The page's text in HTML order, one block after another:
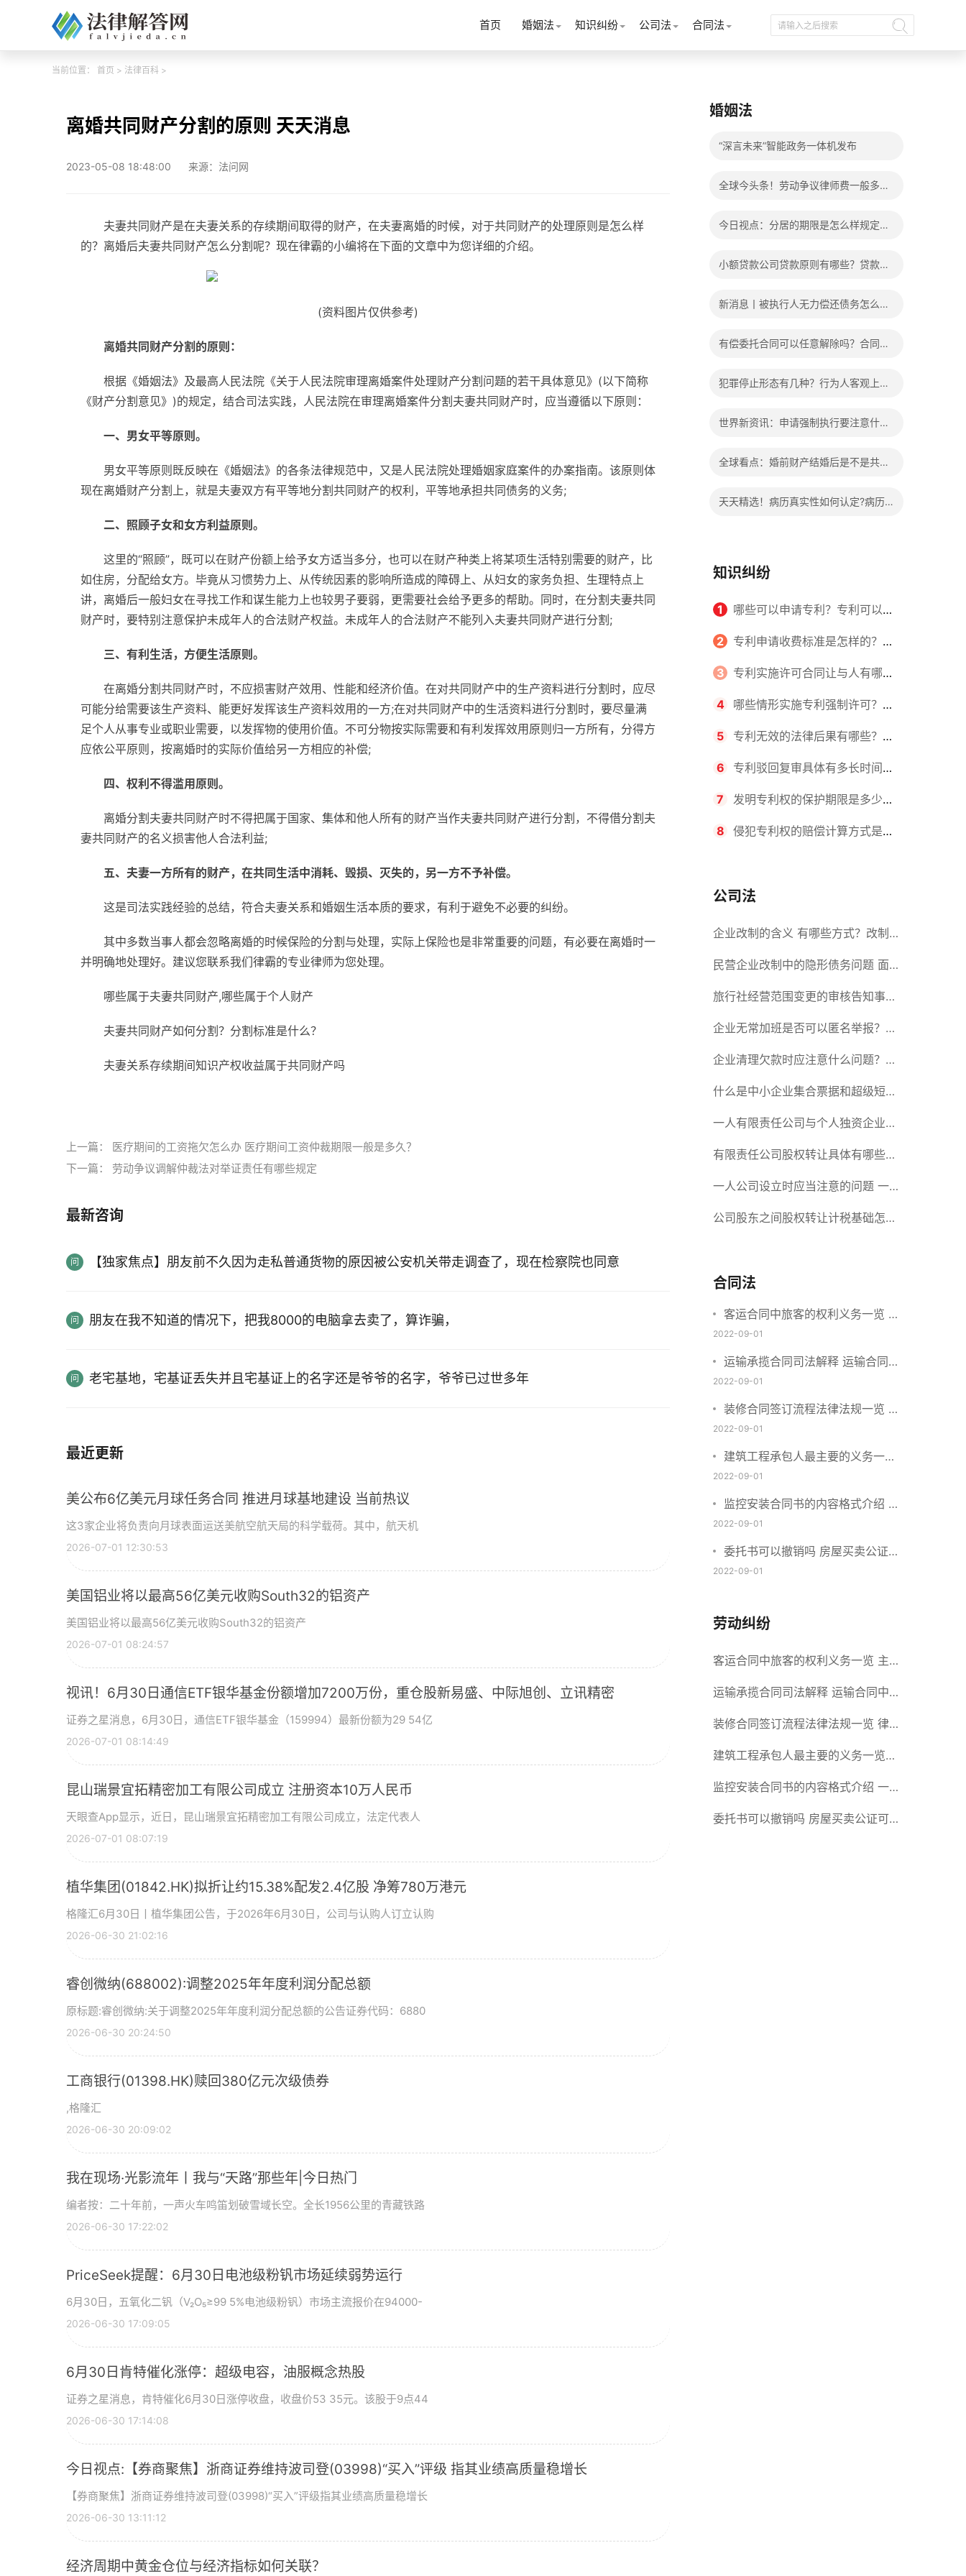
首页 婚姻法 知识纠纷 公司法 合同法
当前位置： 首页 > 法律百科 >
离婚共同财产分割的原则 天天消息
2023-05-08 18:48:00 来源：法问网
夫妻共同财产是在夫妻关系的存续期间取得的财产，在夫妻离婚的时候，对于共同财产的处理原则是怎么样
的？离婚后夫妻共同财产怎么分割呢？现在律霸的小编将在下面的文章中为您详细的介绍。
(资料图片仅供参考)
离婚共同财产分割的原则：
根据《婚姻法》及最高人民法院《关于人民法院审理离婚案件处理财产分割问题的若干具体意见》(以下简称
《财产分割意见》)的规定，结合司法实践，人民法院在审理离婚案件分割夫妻共同财产时，应当遵循以下原则：
一、男女平等原则。
男女平等原则既反映在《婚姻法》的各条法律规范中，又是人民法院处理婚姻家庭案件的办案指南。该原则体
现在离婚财产分割上，就是夫妻双方有平等地分割共同财产的权利，平等地承担共同债务的义务;
二、照顾子女和女方利益原则。
这里的“照顾”，既可以在财产份额上给予女方适当多分，也可以在财产种类上将某项生活特别需要的财产，比
如住房，分配给女方。毕竟从习惯势力上、从传统因素的影响所造成的障碍上、从妇女的家务负担、生理特点上
讲，离婚后一般妇女在寻找工作和谋生能力上也较男子要弱，更需要社会给予更多的帮助。同时，在分割夫妻共同
财产时，要特别注意保护未成年人的合法财产权益。未成年人的合法财产不能列入夫妻共同财产进行分割;
三、有利生活，方便生活原则。
在离婚分割共同财产时，不应损害财产效用、性能和经济价值。在对共同财产中的生产资料进行分割时，应尽
可能分给需要该生产资料、能更好发挥该生产资料效用的一方;在对共同财产中的生活资料进行分割时，要尽量满
足个人从事专业或职业需要，以发挥物的使用价值。不可分物按实际需要和有利发挥效用原则归一方所有，分得方
应依公平原则，按离婚时的实际价值给另一方相应的补偿;
四、权利不得滥用原则。
离婚分割夫妻共同财产时不得把属于国家、集体和他人所有的财产当作夫妻共同财产进行分割，不得借分割夫
妻共同财产的名义损害他人合法利益;
五、夫妻一方所有的财产，在共同生活中消耗、毁损、灭失的，另一方不予补偿。
这是司法实践经验的总结，符合夫妻关系和婚姻生活本质的要求，有利于避免不必要的纠纷。
其中多数当事人都会忽略离婚的时候保险的分割与处理，实际上保险也是非常重要的问题，有必要在离婚时一
并明确地处理好。建议您联系我们律霸的专业律师为您处理。
哪些属于夫妻共同财产,哪些属于个人财产
夫妻共同财产如何分割？分割标准是什么？
夫妻关系存续期间知识产权收益属于共同财产吗
上一篇： 医疗期间的工资拖欠怎么办 医疗期间工资仲裁期限一般是多久？
下一篇： 劳动争议调解仲裁法对举证责任有哪些规定
最新咨询
【独家焦点】朋友前不久因为走私普通货物的原因被公安机关带走调查了，现在检察院也同意
朋友在我不知道的情况下，把我8000的电脑拿去卖了，算诈骗，
老宅基地，宅基证丢失并且宅基证上的名字还是爷爷的名字，爷爷已过世多年
最近更新
美公布6亿美元月球任务合同 推进月球基地建设 当前热议
这3家企业将负责向月球表面运送美航空航天局的科学载荷。其中，航天机
2026-07-01 12:30:53
美国铝业将以最高56亿美元收购South32的铝资产
美国铝业将以最高56亿美元收购South32的铝资产
2026-07-01 08:24:57
视讯！6月30日通信ETF银华基金份额增加7200万份，重仓股新易盛、中际旭创、立讯精密
证券之星消息，6月30日，通信ETF银华基金（159994）最新份额为29 54亿
2026-07-01 08:14:49
昆山瑞景宜拓精密加工有限公司成立 注册资本10万人民币
天眼查App显示，近日，昆山瑞景宜拓精密加工有限公司成立，法定代表人
2026-07-01 08:07:19
植华集团(01842.HK)拟折让约15.38%配发2.4亿股 净筹780万港元
格隆汇6月30日丨植华集团公告，于2026年6月30日，公司与认购人订立认购
2026-06-30 21:02:16
睿创微纳(688002):调整2025年年度利润分配总额
原标题:睿创微纳:关于调整2025年年度利润分配总额的公告证券代码：6880
2026-06-30 20:24:50
工商银行(01398.HK)赎回380亿元次级债券
,格隆汇
2026-06-30 20:09:02
我在现场·光影流年丨我与“天路”那些年|今日热门
编者按：二十年前，一声火车鸣笛划破雪域长空。全长1956公里的青藏铁路
2026-06-30 17:22:02
PriceSeek提醒：6月30日电池级粉钒市场延续弱势运行
6月30日，五氧化二钒（V₂O₅≥99 5%电池级粉钒）市场主流报价在94000-
2026-06-30 17:09:05
6月30日肯特催化涨停：超级电容，油服概念热股
证券之星消息，肯特催化6月30日涨停收盘，收盘价53 35元。该股于9点44
2026-06-30 17:14:08
今日视点:【券商聚焦】浙商证券维持波司登(03998)“买入”评级 指其业绩高质量稳增长
【券商聚焦】浙商证券维持波司登(03998)“买入”评级指其业绩高质量稳增长
2026-06-30 13:11:12
经济周期中黄金仓位与经济指标如何关联？
婚姻法
“深言未来”智能政务一体机发布
全球今头条！劳动争议律师费一般多少
今日视点：分居的期限是怎么样规定
小额贷款公司贷款原则有哪些？贷款不
新消息丨被执行人无力偿还债务怎么
有偿委托合同可以任意解除吗？合同无
犯罪停止形态有几种？行为人客观上实
世界新资讯：申请强制执行要注意什么
全球看点：婚前财产结婚后是不是共同
天天精选！病历真实性如何认定?病历
知识纠纷
1 哪些可以申请专利？专利可以同
时多个人一起申请吗？
2 专利申请收费标准是怎样的？申
请不同类型的专利所需要的钱不同
3 专利实施许可合同让与人有哪些
主要义务？专利实施许可合同与专利
许可合同有什么区别？
4 哪些情形实施专利强制许可？专
利强制许可的前提条件是什么？
5 专利无效的法律后果有哪些？专
利的无效情形有哪些？
6 专利驳回复审具体有多长时间？
哪些情况下专利申请可能被驳回？
7 发明专利权的保护期限是多少
年？非专利发明人是否有专利申请
8 侵犯专利权的赔偿计算方式是什
间？
公司法
企业改制的含义 有哪些方式？改制
后国企员工属于什么性质？
民营企业改制中的隐形债务问题 面
对隐形债务问题应该如何解决？
旅行社经营范围变更的审核告知事项
旅游业的发展现状和趋势
企业无常加班是否可以匿名举报？强
制加班公司没有加班费怎么办？
企业清理欠款时应注意什么问题？企
业短期借款需要注意哪些事项？
什么是中小企业集合票据和超级短期
融资券？一起来了解一下吧！
一人有限责任公司与个人独资企业的
区别 这些知识你都知道吗？
有限责任公司股权转让具体有哪些形
式？来了解下这五种形式
一人公司设立时应当注意的问题 一
人公司的特征
公司股东之间股权转让计税基础怎么
合什么要件？
合同法
客运合同中旅客的权利义务一览 主
要包括这些内容
2022-09-01
运输承揽合同司法解释 运输合同中
承运人的义务有哪些
2022-09-01
装修合同签订流程法律法规一览 律
师解答
2022-09-01
建筑工程承包人最主要的义务一览
承包合同内容介绍
2022-09-01
监控安装合同书的内容格式介绍 一
般包括这些条款
2022-09-01
委托书可以撤销吗 房屋买卖公证可
否撤销
2022-09-01
劳动纠纷
客运合同中旅客的权利义务一览 主
要包括这些内容
运输承揽合同司法解释 运输合同中
承运人的义务有哪些
装修合同签订流程法律法规一览 律
师解答
建筑工程承包人最主要的义务一览
承包合同内容介绍
监控安装合同书的内容格式介绍 一
般包括这些条款
委托书可以撤销吗 房屋买卖公证可